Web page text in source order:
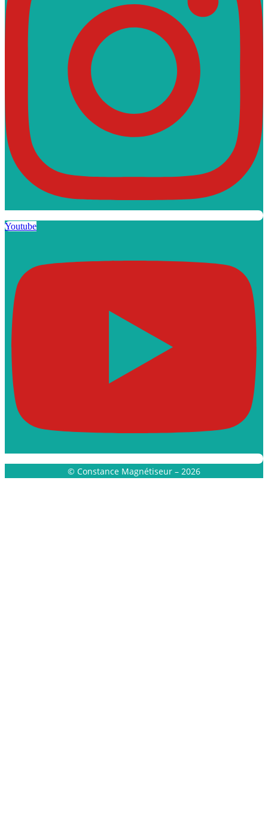
Youtube
© Constance Magnétiseur – 2026